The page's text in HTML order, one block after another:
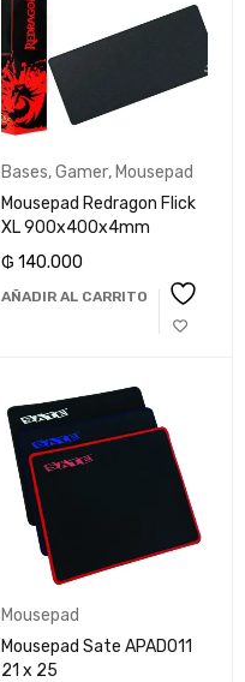
Bases,Gamer, Mousepad
Mousepad Redragon Flick
XL 900x400x4mm
₲ 140.000
AÑADIR AL CARRITO
Mousepad
Mousepad Sate APAD011
21 x 25